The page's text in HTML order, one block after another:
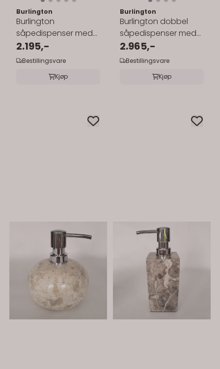
Burlington
Burlington
såpedispenser med
holder
2.195,-
Bestillingsvare
Kjøp
Burlington
Burlington dobbel
såpedispenser med
holder
2.965,-
Bestillingsvare
Kjøp